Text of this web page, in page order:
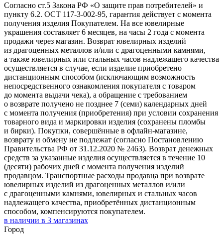
Согласно ст.5 Закона РФ «О защите прав потребителей» и
пункту 6.2. ОСТ 117-3-002-95, гарантия действует с момента
получения изделия Покупателем. На все ювелирные
украшения составляет 6 месяцев, на часы 2 года с момента
продажи через магазин. Возврат ювелирных изделий
из драгоценных металлов и/или с драгоценными камнями,
а также ювелирных или стальных часов надлежащего качества
осуществляется в случае, если изделие приобретено
дистанционным способом (исключающим возможность
непосредственного ознакомления покупателя с товаром
до момента выдачи чека), а обращение с требованием
о возврате получено не позднее 7 (семи) календарных дней
с момента получения (приобретения) при условии сохранения
товарного вида и маркировки изделия (сохранены пломбы
и бирки). Покупки, совершённые в офлайн-магазине,
возврату и обмену не подлежат (согласно Постановлению
Правительства РФ от 31.12.2020 № 2463). Возврат денежных
средств за указанные изделия осуществляется в течение 10
(десяти) рабочих дней с момента получения изделий
продавцом. Транспортные расходы продавца при возврате
ювелирных изделий из драгоценных металлов и/или
с драгоценными камнями, ювелирных и стальных часов
надлежащего качества, приобретённых дистанционным
способом, компенсируются покупателем.
в наличии в 3 магазинах
Город